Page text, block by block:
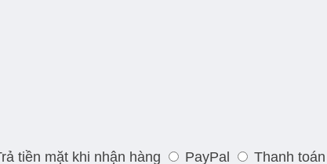
tiền mặt khi nhận hàng PayPal Thanh